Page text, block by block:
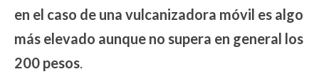
en el caso de una vulcanizadora móvil es algo
más elevado aunque no supera en general los
200 pesos.